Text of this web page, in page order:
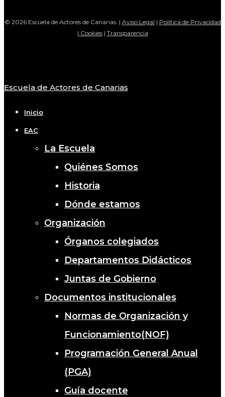
© 2026 Escuela de Actores de Canarias. | Aviso Legal | Política de Privacidad
| Cookies| Transparencia
Close
Escuela de Actores de Canarias
Inicio
EAC
La Escuela
Quiénes Somos
Historia
Dónde estamos
Organización
Órganos colegiados
Departamentos Didácticos
Juntas de Gobierno
Documentos institucionales
Normas de Organización y
Funcionamiento(NOF)
Programación General Anual
(PGA)
Guía docente